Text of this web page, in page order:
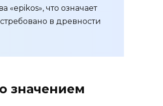
«epikos», что означает
в древности
значением